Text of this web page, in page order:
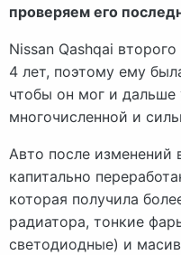
проверяем его
Nissan Qashqai
4 лет, поэтому ему
чтобы он мог и дальше
многочисленной и
Авто после изменений
капитально
которая получила
радиатора, тонкие
светодиодные) и